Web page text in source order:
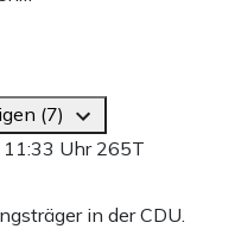
(7)
Uhr 265T
in der CDU.